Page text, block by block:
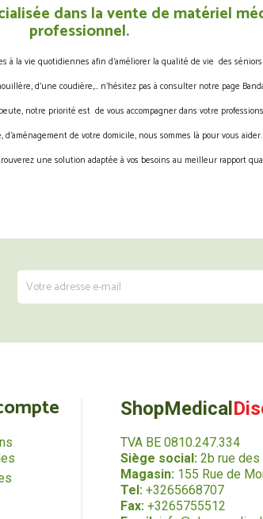
dans la vente de matériel
professionnel.
à la vie quotidiennes afin d’améliorer la qualité de vie des
d’une coudière,… n’hésitez pas à consulter notre page
notre priorité est de vous accompagner dans votre
d’aménagement de votre domicile, nous sommes là pour vous aider.
une solution adaptée à vos besoins au meilleur rapport
ShopMedical
TVA BE 0810.247.334
Siège social:2b rue des
Magasin:155 Rue de
Tel: +3265668707
Fax: +3265755512